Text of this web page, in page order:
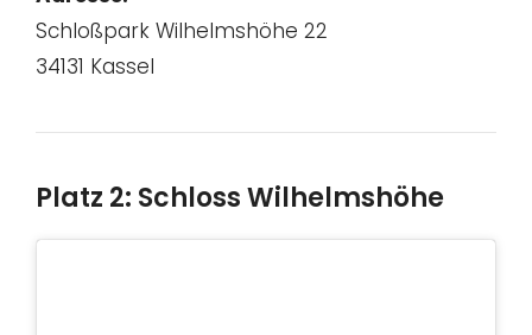
Schloßpark Wilhelmshöhe 22
34131 Kassel
Platz 2: Schloss Wilhelmshöhe